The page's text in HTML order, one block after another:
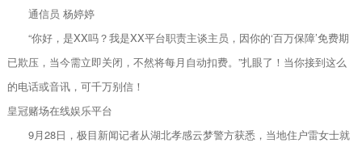
通信员 杨婷婷
“你好，是XX吗？我是XX平台职责主谈主员，因你的‘百万保障’免费期
已欺压，当今需立即关闭，不然将每月自动扣费。”扎眼了！当你接到这么
的电话或音讯，可千万别信！
皇冠赌场在线娱乐平台
9月28日，极目新闻记者从湖北孝感云梦警方获悉，当地住户雷女士就